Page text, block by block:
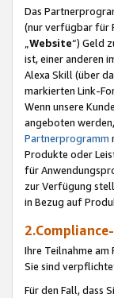
Das
(nur verfügbar für
Website“) Geld
ist, einer anderen
Alexa Skill (über
markierten Link-
Wenn unsere
angeboten
Partnerprogramm
Produkte oder
für
zur Verfügung
in Bezug auf
Ihre Teilnahme
Sie sind
Für den Fall, dass